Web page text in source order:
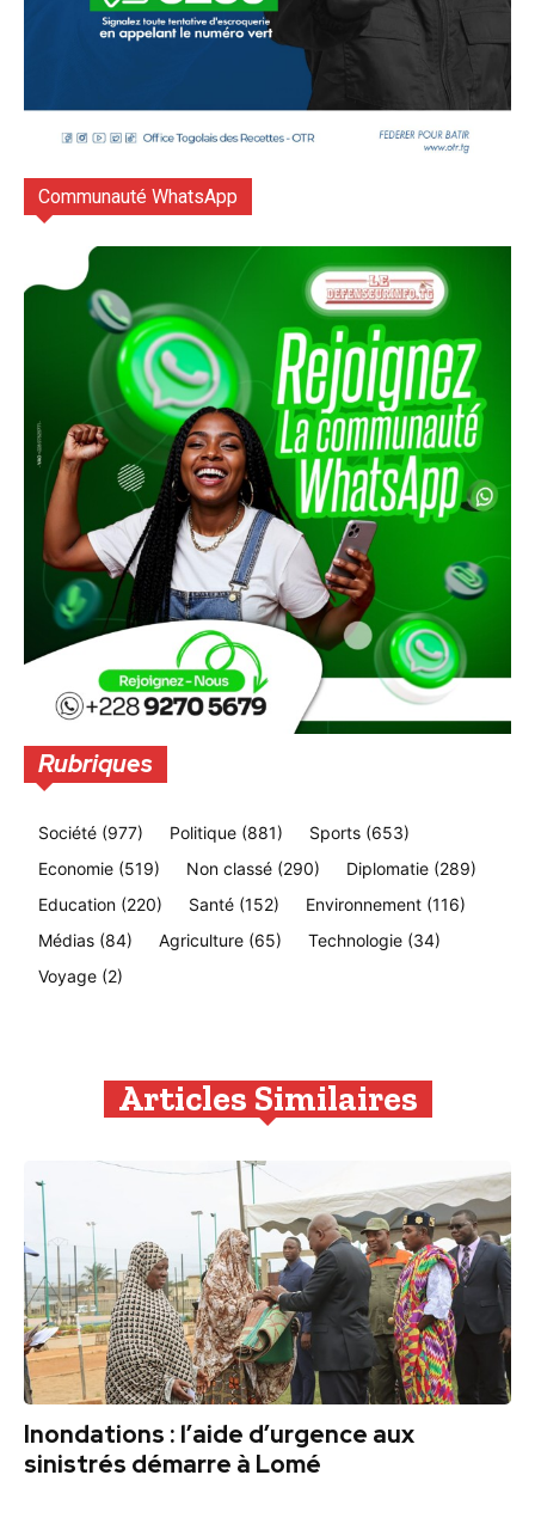
Communauté WhatsApp
Rubriques
Société (977) Politique (881) Sports (653)
Economie (519) Non classé (290) Diplomatie (289)
Education (220) Santé (152) Environnement (116)
Médias (84) Agriculture (65) Technologie (34)
Voyage (2)
Articles Similaires
Inondations : l’aide d’urgence aux
sinistrés démarre à Lomé